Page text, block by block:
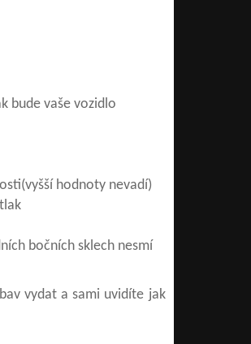
bude vaše vozidlo
hodnoty nevadí)
bočních sklech nesmí
vydat a sami uvidíte jak